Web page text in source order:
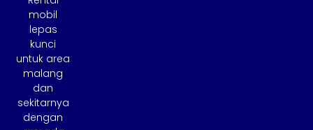
mobil
lepas
kunci
untuk area
malang
dan
sekitarnya
dengan